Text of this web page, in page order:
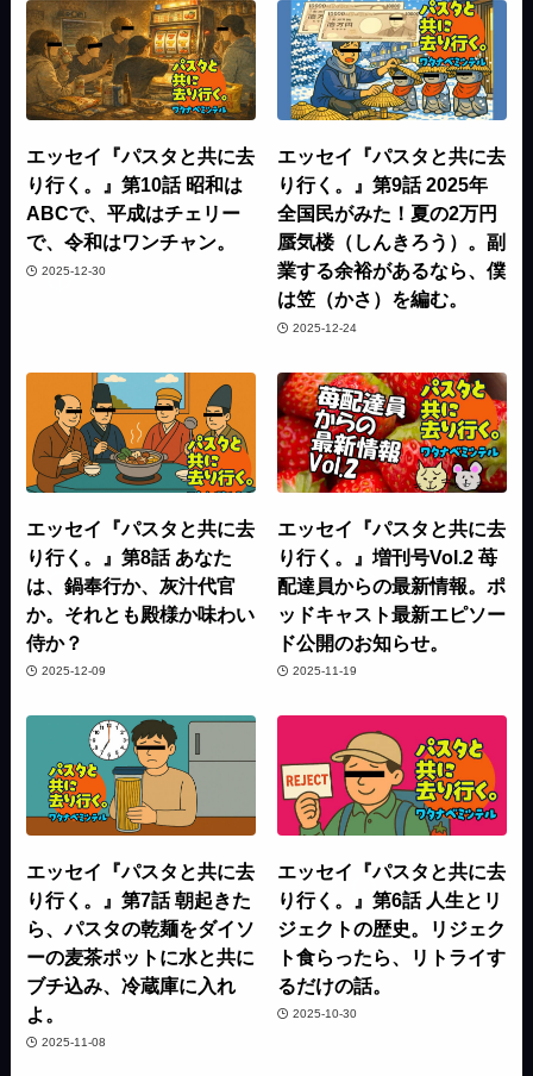
エッセイ『パスタと共に去
り行く。』第10話 昭和は
ABCで、平成はチェリー
で、令和はワンチャン。
2025-12-30
エッセイ『パスタと共に去
り行く。』第9話 2025年
全国民がみた！夏の2万円
蜃気楼（しんきろう）。副
業する余裕があるなら、僕
は笠（かさ）を編む。
2025-12-24
エッセイ『パスタと共に去
り行く。』第8話 あなた
は、鍋奉行か、灰汁代官
か。それとも殿様か味わい
侍か？
2025-12-09
エッセイ『パスタと共に去
り行く。』増刊号Vol.2 苺
配達員からの最新情報。ポ
ッドキャスト最新エピソー
ド公開のお知らせ。
2025-11-19
エッセイ『パスタと共に去
り行く。』第7話 朝起きた
ら、パスタの乾麺をダイソ
ーの麦茶ポットに水と共に
ブチ込み、冷蔵庫に入れ
よ。
2025-11-08
エッセイ『パスタと共に去
り行く。』第6話 人生とリ
ジェクトの歴史。リジェク
ト食らったら、リトライす
るだけの話。
2025-10-30